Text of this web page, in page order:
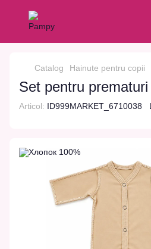
Catalog Hainute pentru copii
Set pentru
Articol: ID999MARKET_6710038